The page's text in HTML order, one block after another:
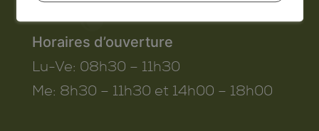
Horaires d’ouverture
Lu-Ve: 08h30 – 11h30
Me: 8h30 – 11h30 et 14h00 – 18h00